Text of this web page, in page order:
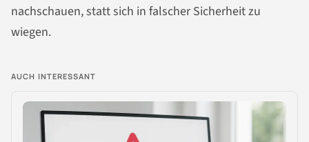
nachschauen, statt sich in falscher Sicherheit zu
wiegen.
AUCH INTERESSANT